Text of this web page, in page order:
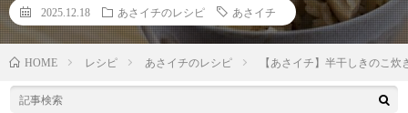
2025.12.18 あさイチのレシピ あさイチ
HOME レシピ あさイチのレシピ 【あさイチ】半干しきのこ